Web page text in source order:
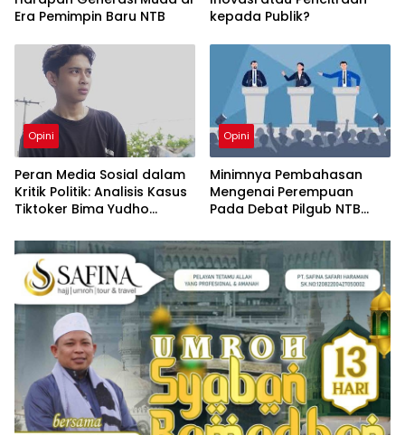
Era Pemimpin Baru NTB
kepada Publik?
Opini
Peran Media Sosial dalam
Kritik Politik: Analisis Kasus
Tiktoker Bima Yudho
Opini
Minimnya Pembahasan
Mengenai Perempuan
Pada Debat Pilgub NTB